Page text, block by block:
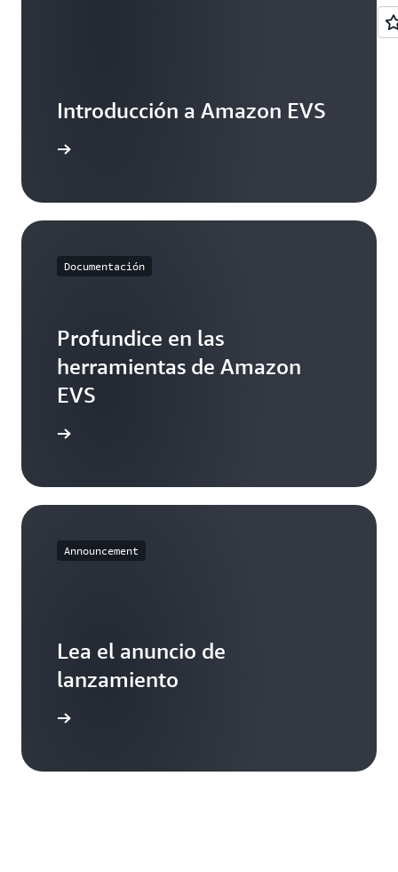
Introducción a Amazon EVS
Documentación
Profundice en las
herramientas de Amazon
EVS
Announcement
Lea el anuncio de
lanzamiento